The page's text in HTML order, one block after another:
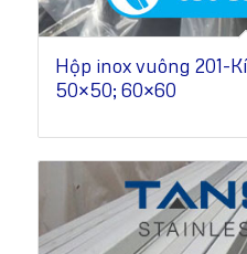
Hộp inox vuông 201-
50×50; 60×60